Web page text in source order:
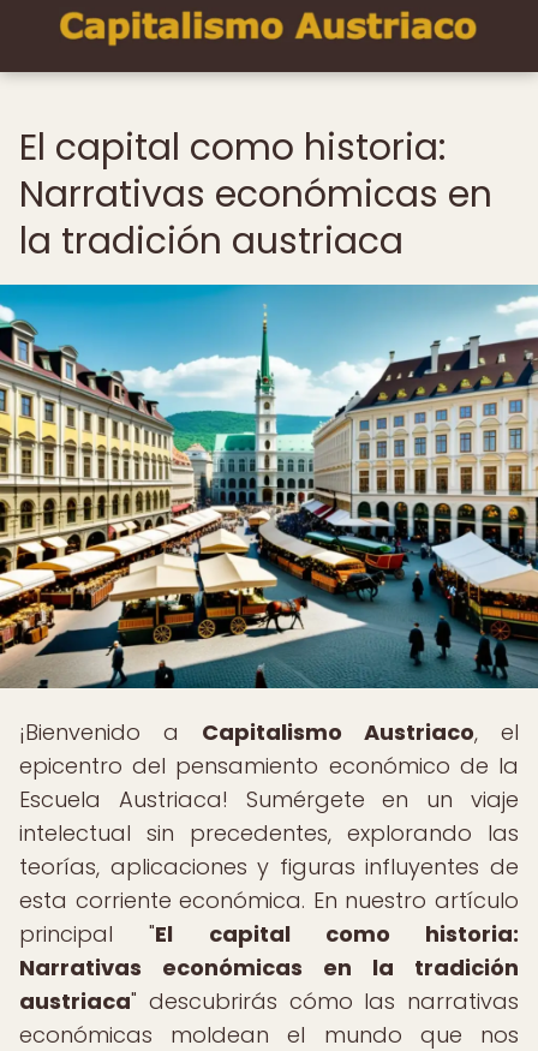
El capital como historia:
Narrativas económicas en
la tradición austriaca
¡Bienvenido a Capitalismo Austriaco, el
epicentro del pensamiento económico de la
Escuela Austriaca! Sumérgete en un viaje
intelectual sin precedentes, explorando las
teorías, aplicaciones y figuras influyentes de
esta corriente económica. En nuestro artículo
principal "El capital como historia:
Narrativas económicas en la tradición
austriaca" descubrirás cómo las narrativas
económicas moldean el mundo que nos